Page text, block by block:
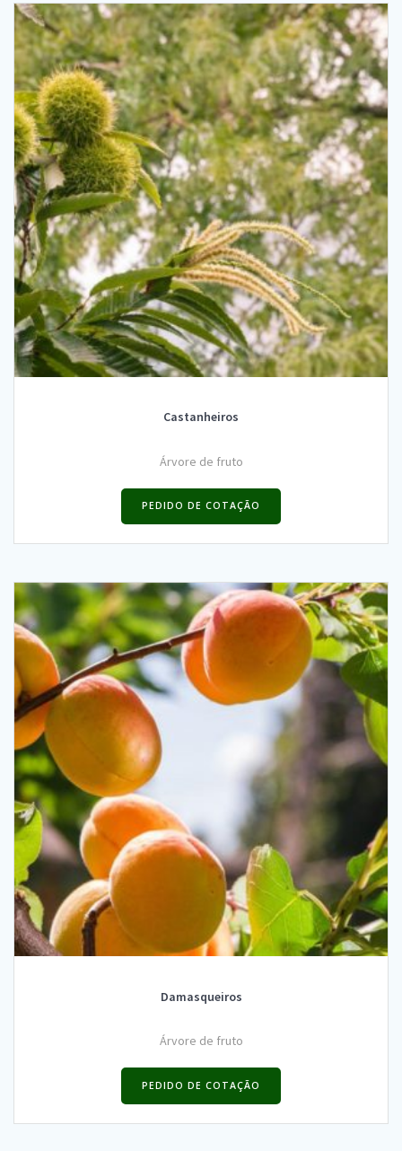
Castanheiros
Árvore de fruto
PEDIDO DE COTAÇÃO
Damasqueiros
Árvore de fruto
PEDIDO DE COTAÇÃO